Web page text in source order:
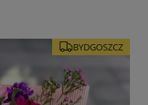
BYDGOSZCZ